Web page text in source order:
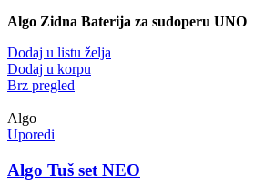
Algo Zidna Baterija za sudoperu UNO
Dodaj u listu želja
Dodaj u korpu
Brz pregled
Algo
Uporedi
Algo Tuš set NEO